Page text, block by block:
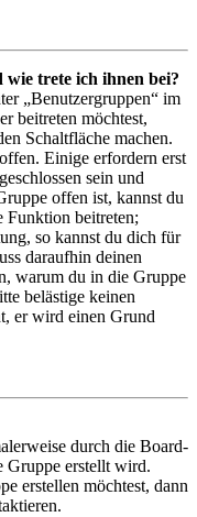
trete ich ihnen bei?
„Benutzergruppen“ im
beitreten möchtest,
Schaltfläche machen.
Einige erfordern erst
sein und
offen ist, kannst du
Funktion beitreten;
so kannst du dich für
daraufhin deinen
warum du in die Gruppe
belästige keinen
er wird einen Grund
durch die Board-
Gruppe erstellt wird.
erstellen möchtest, dann